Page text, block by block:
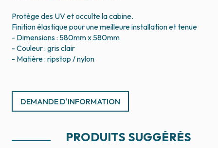
Protège des UV et occulte la cabine.
Finition élastique pour une meilleure installation et tenue
- Dimensions : 580mm x 580mm
- Couleur : gris clair
- Matière : ripstop / nylon
DEMANDE D'INFORMATION
PRODUITS SUGGÉRÉS